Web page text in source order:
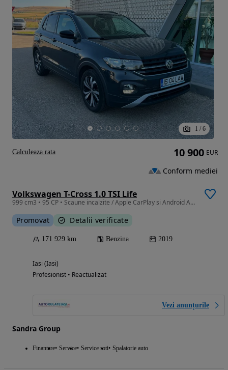
1 / 6
Volkswagen T-Cross 1.0 TSI Life
999 cm3 • 95 CP • Scaune incalzite / Apple CarPlay si Android Auto
Promovat Detalii verificate
171 929 km Benzina 2019
Iasi (Iasi)
Profesionist • Reactualizat
Vezi anunțurile
Sandra Group
Finantare Service Service roti Spalatorie auto
10 900 EUR
Conform mediei
Calculeaza rata